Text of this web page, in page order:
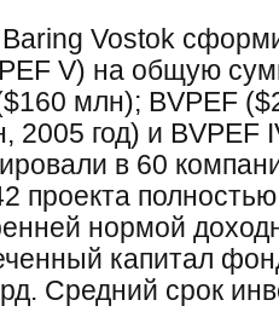
Baring Vostok
V) на общую
млн); BVPEF
2005 год) и BVPEF
в 60
проекта
нормой
капитал
Средний срок